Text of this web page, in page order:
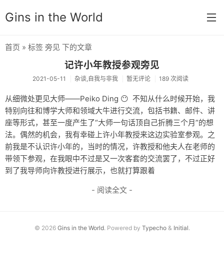
Gins in the World
分类
默认分类
杂谈
思想锚点
学习笔记
奇门遁甲
友链
首页 » 标签 旁见 下的文章
记许小年教授参观旁见
2021-05-11 杂谈,自我与非我 暂无评论 189 次阅读
从细微处更见大师——Peiko Ding 😶 ​ 不知从什么时候开始，我
特别向往和博学大师和领域大牛进行交流，包括书籍、邮件、讲
座等形式，甚至一度产生了“大师一句话顶自己折腾三个月”的想
法。偶然的机会，我有幸碰上许小年教授来这边实验室参观。之
前我是不认识许小年的，当时的情况，许教授和他夫人在老师的
带领下参观，在我眼中不过是又一次客套的交流罢了，不过正好
到了我导师向许教授进行展示，也就打算跟着
- 阅读全文 -
© 2026 Gins in the World. Powered by Typecho& Initial.